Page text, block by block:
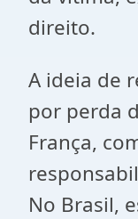
direito.
A ideia de
por perda
França,
No Brasil,